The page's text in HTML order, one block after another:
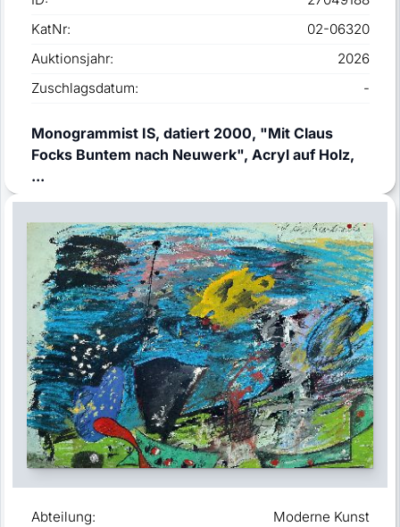
KatNr:
02-06320
Auktionsjahr:
2026
Zuschlagsdatum:
-
Monogrammist IS, datiert 2000, "Mit Claus
Focks Buntem nach Neuwerk", Acryl auf Holz,
...
Abteilung:
Moderne Kunst